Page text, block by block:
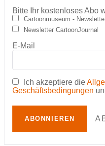
Bitte Ihr kostenloses Abo
Cartoonmuseum -
Newsletter CartoonJournal
E-Mail
Ich akzeptiere die
Geschäftsbedingungen
ABONNIEREN